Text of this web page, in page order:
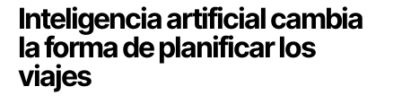
Inteligencia artificial cambia
la forma de planificar los
viajes